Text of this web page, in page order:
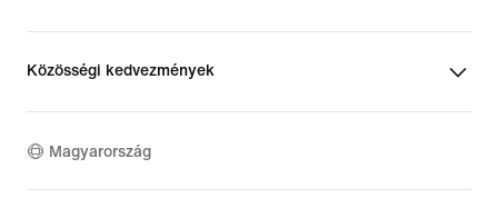
Közösségi kedvezmények
Magyarország